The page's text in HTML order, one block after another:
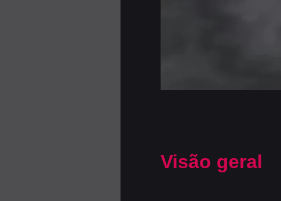
Visão geral